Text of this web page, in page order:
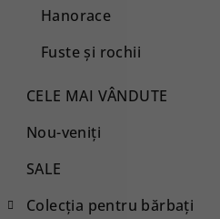
Hanorace
Fuste și rochii
CELE MAI VÂNDUTE
Nou-veniți
SALE
Colecția pentru bărbați